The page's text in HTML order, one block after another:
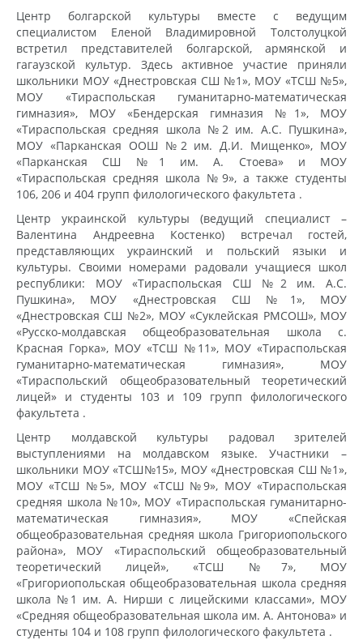
Центр болгарской культуры вместе с ведущим
специалистом Еленой Владимировной Толстолуцкой
встретил представителей болгарской, армянской и
гагаузской культур. Здесь активное участие приняли
школьники МОУ «Днестровская СШ №1», МОУ «ТСШ №5»,
МОУ «Тираспольская гуманитарно-математическая
гимназия», МОУ «Бендерская гимназия №1», МОУ
«Тираспольская средняя школа №2 им. А.С. Пушкина»,
МОУ «Парканская ООШ №2 им. Д.И. Мищенко», МОУ
«Парканская СШ №1 им. А. Стоева» и МОУ
«Тираспольская средняя школа №9», а также студенты
106, 206 и 404 групп филологического факультета .
Центр украинской культуры (ведущий специалист –
Валентина Андреевна Костенко) встречал гостей,
представляющих украинский и польский языки и
культуры. Своими номерами радовали учащиеся школ
республики: МОУ «Тираспольская СШ №2 им. А.С.
Пушкина», МОУ «Днестровская СШ №1», МОУ
«Днестровская СШ №2», МОУ «Суклейская РМСОШ», МОУ
«Русско-молдавская общеобразовательная школа с.
Красная Горка», МОУ «ТСШ №11», МОУ «Тираспольская
гуманитарно-математическая гимназия», МОУ
«Тираспольский общеобразовательный теоретический
лицей» и студенты 103 и 109 групп филологического
факультета .
Центр молдавской культуры радовал зрителей
выступлениями на молдавском языке. Участники –
школьники МОУ «ТСШ№15», МОУ «Днестровская СШ №1»,
МОУ «ТСШ №5», МОУ «ТСШ №9», МОУ «Тираспольская
средняя школа №10», МОУ «Тираспольская гуманитарно-
математическая гимназия», МОУ «Спейская
общеобразовательная средняя школа Григориопольского
района», МОУ «Тираспольский общеобразовательный
теоретический лицей», «ТСШ №7», МОУ
«Григориопольская общеобразовательная школа средняя
школа №1 им. А. Нирши с лицейскими классами», МОУ
«Средняя общеобразовательная школа им. А. Антонова» и
студенты 104 и 108 групп филологического факультета .